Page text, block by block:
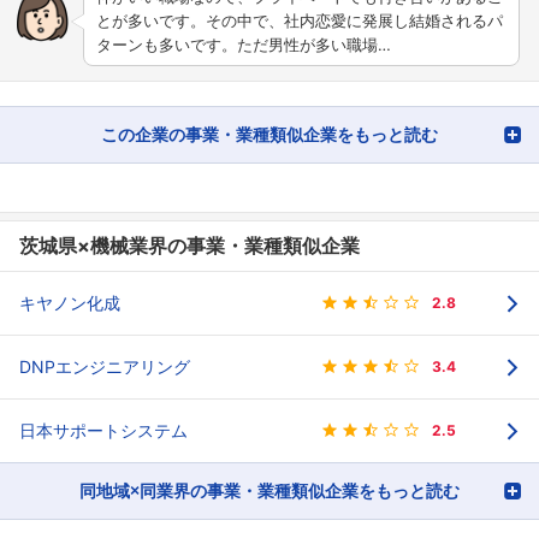
とが多いです。その中で、社内恋愛に発展し結婚されるパ
ターンも多いです。ただ男性が多い職場…
この企業の事業・業種類似企業をもっと読む
茨城県×機械業界の事業・業種類似企業
キヤノン化成 2.8
DNPエンジニアリング 3.4
日本サポートシステム 2.5
同地域×同業界の事業・業種類似企業をもっと読む